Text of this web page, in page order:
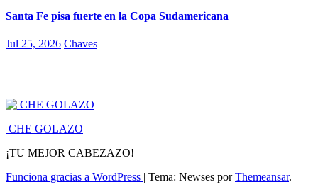
Santa Fe pisa fuerte en la Copa Sudamericana
Jul 25, 2026 Chaves
CHE GOLAZO
¡TU MEJOR CABEZAZO!
Funciona gracias a WordPress | Tema: Newses porThemeansar.